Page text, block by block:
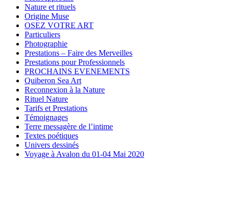
Nature et rituels
Origine Muse
OSEZ VOTRE ART
Particuliers
Photographie
Prestations – Faire des Merveilles
Prestations pour Professionnels
PROCHAINS EVENEMENTS
Quiberon Sea Art
Reconnexion à la Nature
Rituel Nature
Tarifs et Prestations
Témoignages
Terre messagère de l’intime
Textes poétiques
Univers dessinés
Voyage à Avalon du 01-04 Mai 2020